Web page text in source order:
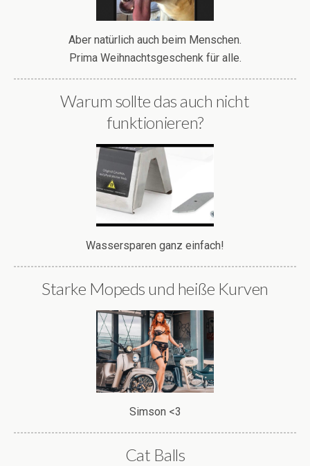
Aber natürlich auch beim Menschen.
Prima Weihnachtsgeschenk für alle.
Warum sollte das auch nicht
funktionieren?
Wassersparen ganz einfach!
Starke Mopeds und heiße Kurven
Simson <3
Cat Balls